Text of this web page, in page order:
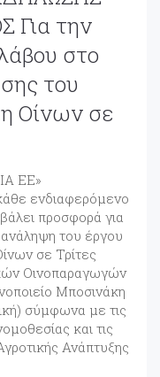
Για την
στο
του
Οίνων σε
ΕΕ»
ενδιαφερόμενο
προσφορά για
ανάληψη του έργου
σε Τρίτες
Οινοπαραγωγών
Μποσινάκη
σύμφωνα με τις
και τις
Ανάπτυξης